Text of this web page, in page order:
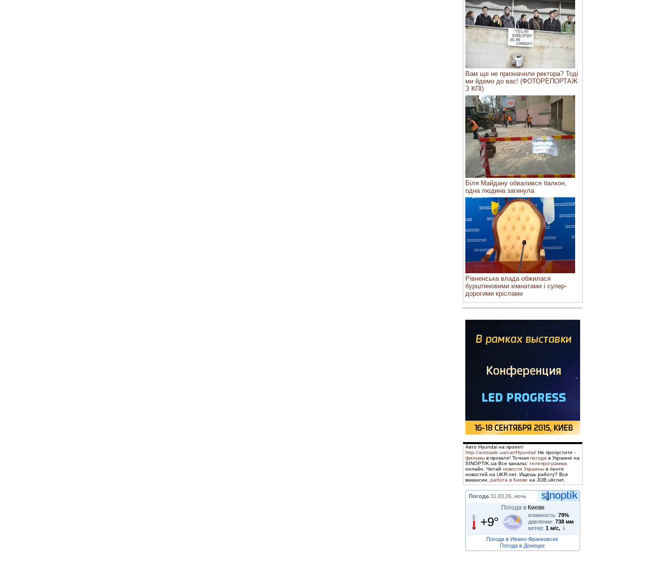
Вам ще не призначили ректора? Тоді
ми йдемо до вас! (ФОТОРЕПОРТАЖ
З КПІ)
Біля Майдану обвалився балкон,
одна людина загинула
Рівненська влада обжилася
бурштиновими кімнатами і супер-
дорогими кріслами
Авто Hyundai на проекті
http://avtosale.ua/car/Hyundai/ Не пропустите -
фильмы в прокате! Точная погода в Украине на
SINOPTIK.ua Все каналы: телепрограмма
онлайн. Читай новости Украины в ленте
новостей на UKR.net. Ищешь работу? Все
вакансии, работа в Киеве на JOB.ukr.net.
Погода 31.03.26, ночь
Погода в Киеве
+9° влажность: 79%
давление: 738 мм
ветер: 1 м/с,
Погода в Ивано-Франковске
Погода в Донецке